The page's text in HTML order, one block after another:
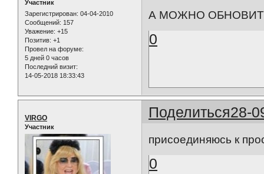
Участник
Зарегистрирован: 04-04-2010
Сообщений: 157
Уважение: +15
Позитив: +1
Провел на форуме:
5 дней 0 часов
Последний визит:
14-05-2018 18:33:43
А МОЖНО
0
Поделиться28-
VIRGO
Участник
присоединяюсь к
0